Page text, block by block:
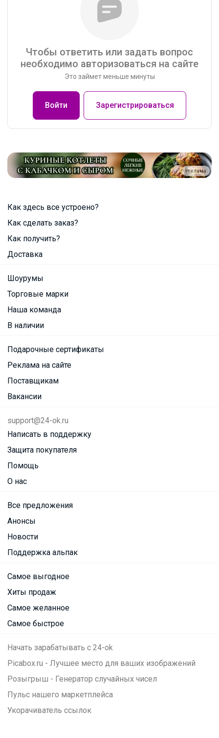
Чтобы ответить или задать вопрос
необходимо авторизоваться на сайте
Это займет меньше минуты
Войти Зарегистрироваться
Реклама
Как здесь все устроено?
Как сделать заказ?
Как получить?
Доставка
Шоурумы
Торговые марки
Наша команда
В наличии
Подарочные сертификаты
Реклама на сайте
Поставщикам
Вакансии
support@24-ok.ru
Написать в поддержку
Защита покупателя
Помощь
О нас
Все предложения
Анонсы
Новости
Поддержка альпак
Самое выгодное
Хиты продаж
Самое желанное
Самое быстрое
Начать зарабатывать с 24-ok
Picabox.ru - Лучшее место для ваших изображений
Розыгрыш - Генератор случайных чисел
Пульс нашего маркетплейса
Укорачиватель ссылок